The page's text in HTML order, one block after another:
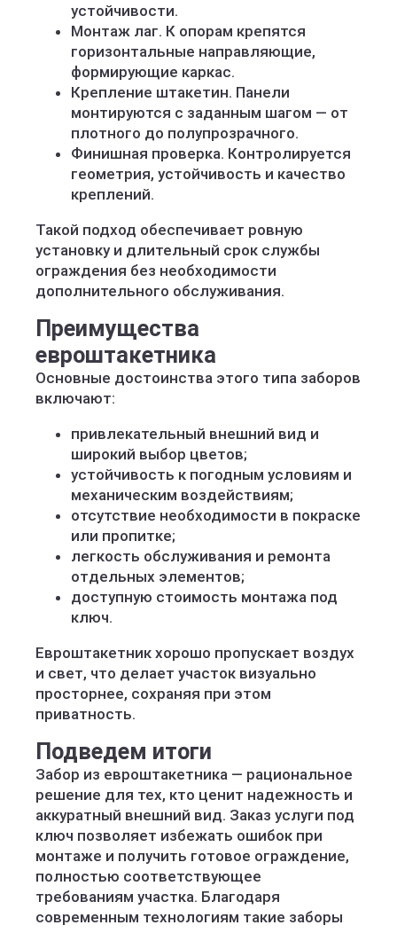
устойчивости.
Монтаж лаг. К опорам крепятся
горизонтальные направляющие,
формирующие каркас.
Крепление штакетин. Панели
монтируются с заданным шагом — от
плотного до полупрозрачного.
Финишная проверка. Контролируется
геометрия, устойчивость и качество
креплений.
Такой подход обеспечивает ровную
установку и длительный срок службы
ограждения без необходимости
дополнительного обслуживания.
Преимущества
евроштакетника
Основные достоинства этого типа заборов
включают:
привлекательный внешний вид и
широкий выбор цветов;
устойчивость к погодным условиям и
механическим воздействиям;
отсутствие необходимости в покраске
или пропитке;
легкость обслуживания и ремонта
отдельных элементов;
доступную стоимость монтажа под
ключ.
Евроштакетник хорошо пропускает воздух
и свет, что делает участок визуально
просторнее, сохраняя при этом
приватность.
Подведем итоги
Забор из евроштакетника — рациональное
решение для тех, кто ценит надежность и
аккуратный внешний вид. Заказ услуги под
ключ позволяет избежать ошибок при
монтаже и получить готовое ограждение,
полностью соответствующее
требованиям участка. Благодаря
современным технологиям такие заборы